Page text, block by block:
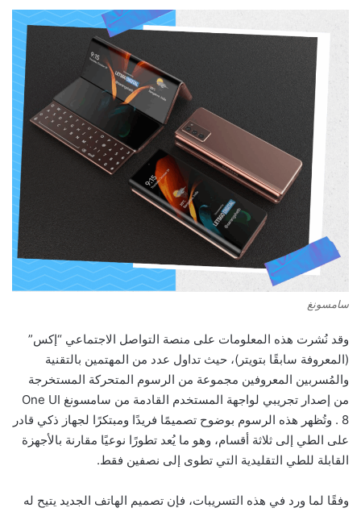
سامسونغ
وقد نُشرت هذه المعلومات على منصة التواصل الاجتماعي “إكس”
(المعروفة سابقًا بتويتر)، حيث تداول عدد من المهتمين بالتقنية
والمُسربين المعروفين مجموعة من الرسوم المتحركة المستخرجة
من إصدار تجريبي لواجهة المستخدم القادمة من سامسونغ One UI
8 . وتُظهر هذه الرسوم بوضوح تصميمًا فريدًا ومبتكرًا لجهاز ذكي قادر
على الطي إلى ثلاثة أقسام، وهو ما يُعد تطورًا نوعيًا مقارنة بالأجهزة
القابلة للطي التقليدية التي تطوى إلى نصفين فقط.
وفقًا لما ورد في هذه التسريبات، فإن تصميم الهاتف الجديد يتيح له